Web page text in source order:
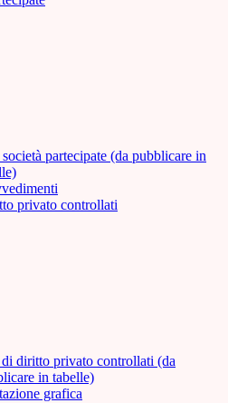
partecipate (da pubblicare in
privato controllati
diritto privato controllati (da
in tabelle)
grafica